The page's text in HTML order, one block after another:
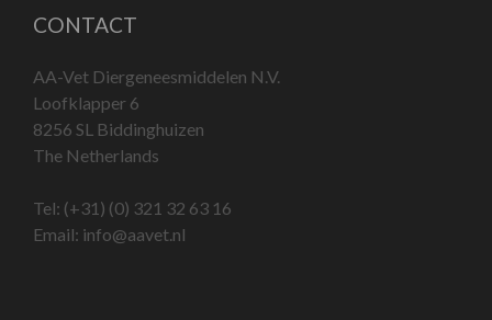
CONTACT
AA-Vet Diergeneesmiddelen N.V.
Loofklapper 6
8256 SL Biddinghuizen
The Netherlands
Tel: (+31) (0) 321 32 63 16
Email: info@aavet.nl